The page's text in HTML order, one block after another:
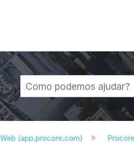
global
(app.procore.com)